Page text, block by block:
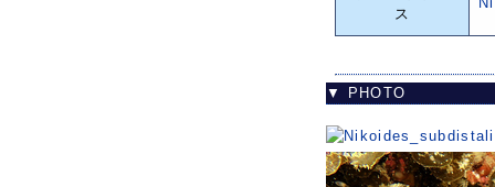
ス
▼ PHOTO